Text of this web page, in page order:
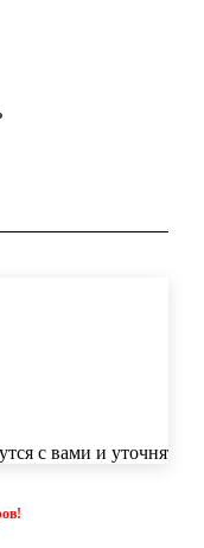
с вами и уточнят